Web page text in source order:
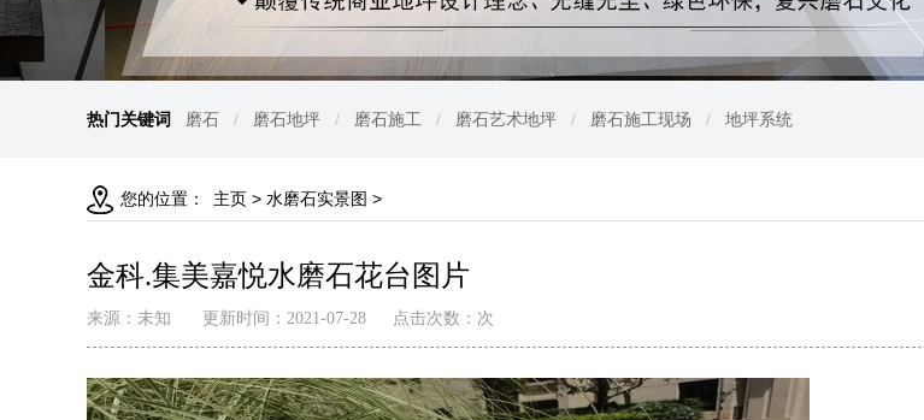
热门关键词 磨石 / 磨石地坪 / 磨石施工 / 磨石艺术地坪 / 磨石施工现场 / 地坪系统
您的位置： 主页 > 水磨石实景图 >
金科.集美嘉悦水磨石花台图片
来源：未知 更新时间：2021-07-28 点击次数： 次